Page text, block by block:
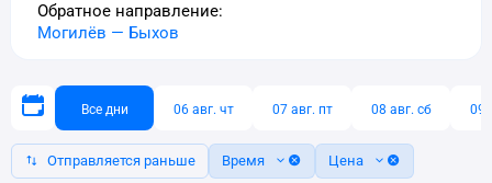
Обратное направление:
Могилёв — Быхов
Все дни 06 авг. чт 07 авг. пт 08 авг. сб 09
Отправляется раньше Время Цена